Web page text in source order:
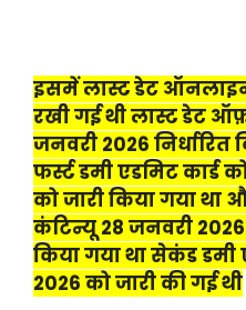
इसमें लास्ट डेट
रखी गई थी लास्ट डेट
जनवरी 2026
फर्स्ट डमी एडमिट कार्ड
को जारी किया गया था
कंटिन्यू 28 जनवरी
किया गया था सेकंड डमी
2026 को जारी की गई थी